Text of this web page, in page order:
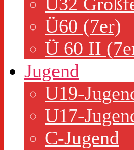
Ü60 (7er)
Ü 60 II
Jugend
U19-
U17-
C-Jugend